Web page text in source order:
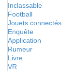
Inclassable
Football
Jouets connectés
Enquête
Application
Rumeur
Livre
VR